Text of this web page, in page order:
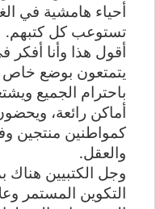
أحياء هامشية في
تستوعب كل كتبهم.
أقول هذا وأنا أفكر
يتمتعون بوضع
باحترام الجميع
أماكن رائعة،
كمواطنين منتجين
والعقل.
وجل الكتبيين
التكوين المستمر